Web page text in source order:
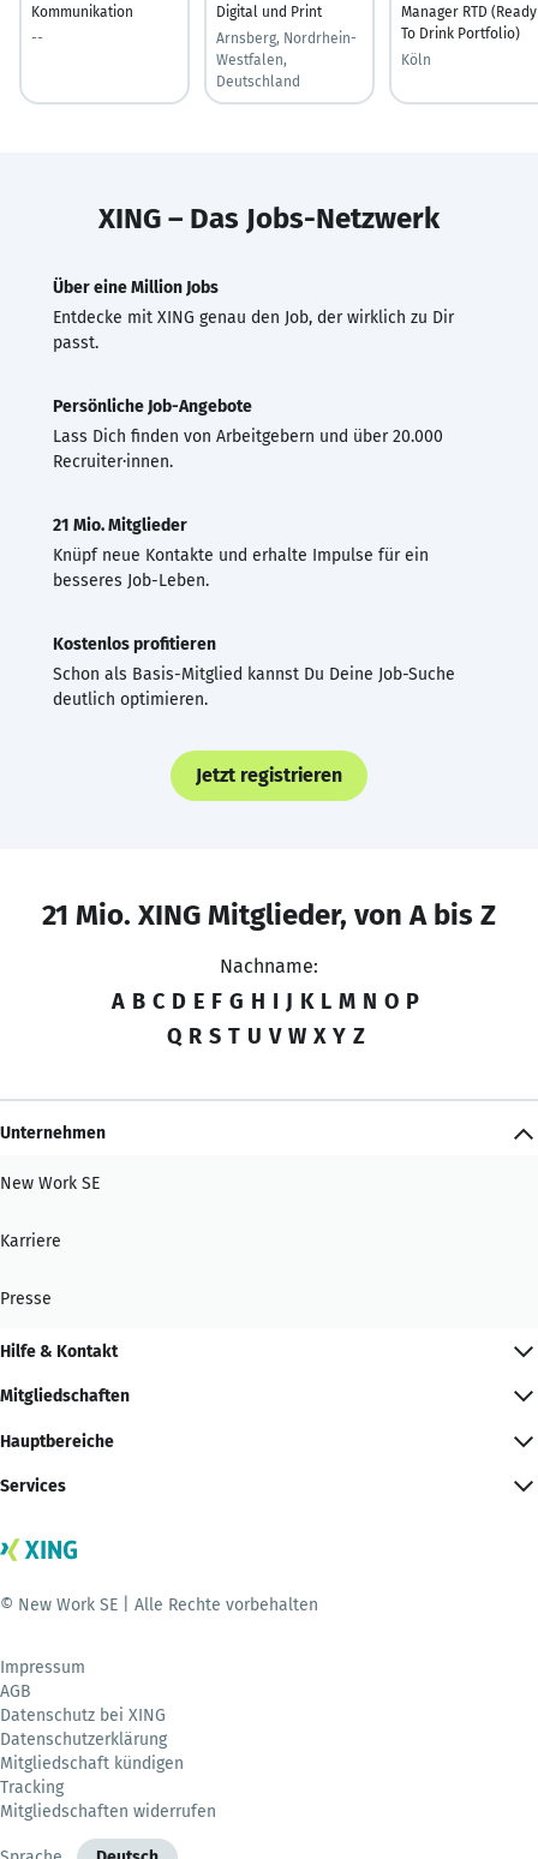
Kommunikation
--
Digital und Print
Arnsberg, Nordrhein-
Westfalen,
Deutschland
Manager RTD (Ready
To Drink Portfolio)
Köln
XING – Das Jobs-Netzwerk
Über eine Million Jobs
Entdecke mit XING genau den Job, der wirklich zu Dir
passt.
Persönliche Job-Angebote
Lass Dich finden von Arbeitgebern und über 20.000
Recruiter·innen.
21 Mio. Mitglieder
Knüpf neue Kontakte und erhalte Impulse für ein
besseres Job-Leben.
Kostenlos profitieren
Schon als Basis-Mitglied kannst Du Deine Job-Suche
deutlich optimieren.
Jetzt registrieren
21 Mio. XING Mitglieder, von A bis Z
Nachname:
A B C D E F G H I J K L M N O P
Q R S T U V W X Y Z
Unternehmen
New Work SE
Karriere
Presse
Hilfe & Kontakt
Mitgliedschaften
Hauptbereiche
Services
© New Work SE | Alle Rechte vorbehalten
Impressum
AGB
Datenschutz bei XING
Datenschutzerklärung
Mitgliedschaft kündigen
Tracking
Mitgliedschaften widerrufen